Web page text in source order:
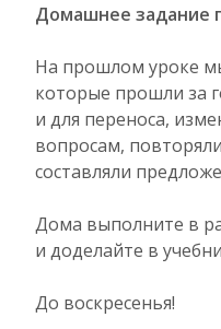
Домашнее задание
На прошлом уроке
которые прошли за
и для переноса,
вопросам,
составляли
Дома выполните в
и доделайте в
До воскресенья!